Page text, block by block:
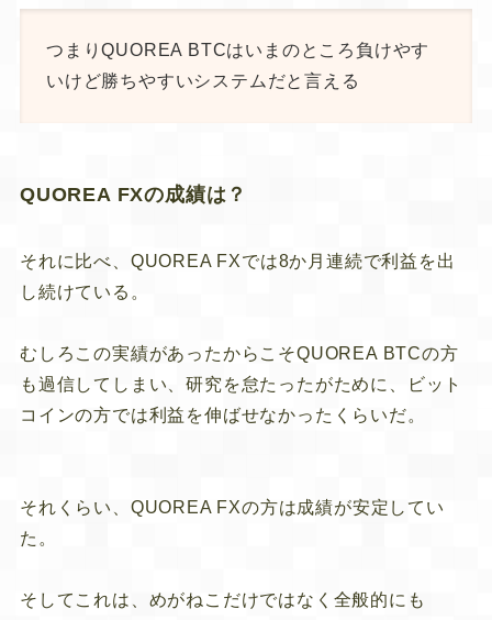
つまりQUOREA BTCはいまのところ負けやす
いけど勝ちやすいシステムだと言える
QUOREA FXの成績は？
それに比べ、QUOREA FXでは8か月連続で利益を出
し続けている。
むしろこの実績があったからこそQUOREA BTCの方
も過信してしまい、研究を怠たったがために、ビット
コインの方では利益を伸ばせなかったくらいだ。
それくらい、QUOREA FXの方は成績が安定してい
た。
そしてこれは、めがねこだけではなく全般的にも